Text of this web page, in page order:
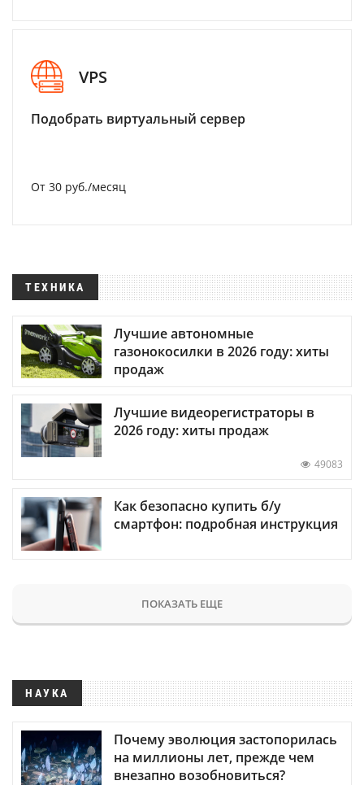
VPS
Подобрать виртуальный сервер
От 30 руб./месяц
ТЕХНИКА
Лучшие автономные
газонокосилки в 2026 году: хиты
продаж
Лучшие видеорегистраторы в
2026 году: хиты продаж
49083
Как безопасно купить б/у
смартфон: подробная инструкция
ПОКАЗАТЬ ЕЩЕ
НАУКА
Почему эволюция застопорилась
на миллионы лет, прежде чем
внезапно возобновиться?